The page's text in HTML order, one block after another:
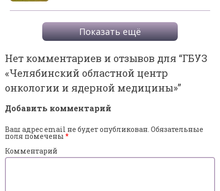
Показать ещё
Нет комментариев и отзывов для “ГБУЗ
«Челябинский областной центр
онкологии и ядерной медицины»”
Добавить комментарий
Ваш адрес email не будет опубликован. Обязательные
поля помечены *
Комментарий